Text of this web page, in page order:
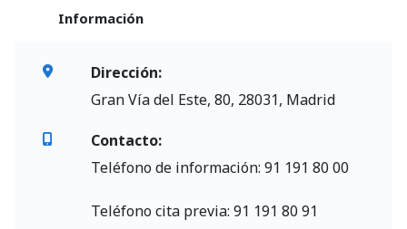
Información
Dirección:
Gran Vía del Este, 80, 28031, Madrid
Contacto:
Teléfono de información: 91 191 80 00
Teléfono cita previa: 91 191 80 91